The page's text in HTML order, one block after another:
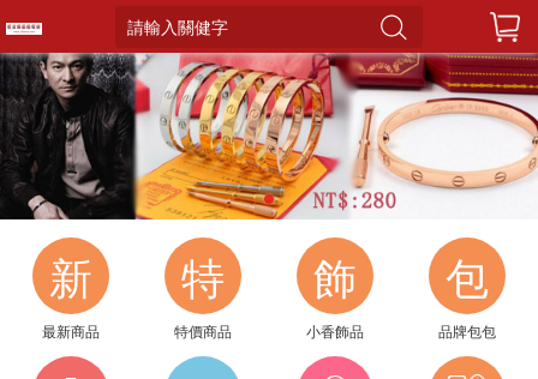
請輸入關健字
1
新
最新商品
特
特價商品
飾
小香飾品
包
品牌包包